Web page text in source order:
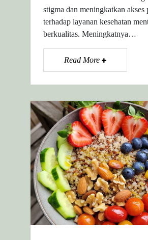
stigma dan meningkatkan akses
terhadap layanan kesehatan
berkualitas. Meningkatnya…
Read More